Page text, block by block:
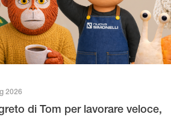
2026
di Tom per lavorare veloce,